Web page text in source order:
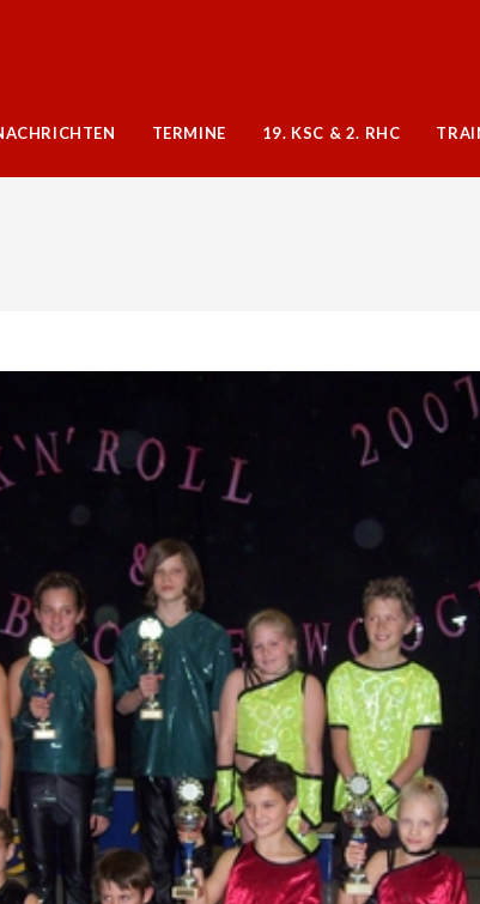
TERMINE 19. KSC & 2. RHC